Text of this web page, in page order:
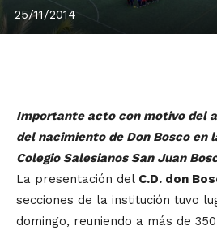
25/11/2014
Importante acto con motivo del
del nacimiento de Don Bosco en
Colegio Salesianos San Juan
La presentación del C.D. don
secciones de la institución tuvo
domingo, reuniendo a más de